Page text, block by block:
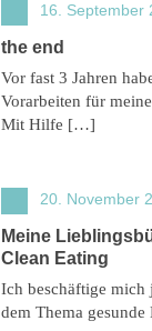
16. September
the end
Vor fast 3 Jahren
Vorarbeiten für
Mit Hilfe […]
20. November
Meine
Clean Eating
Ich beschäftige mich
dem Thema